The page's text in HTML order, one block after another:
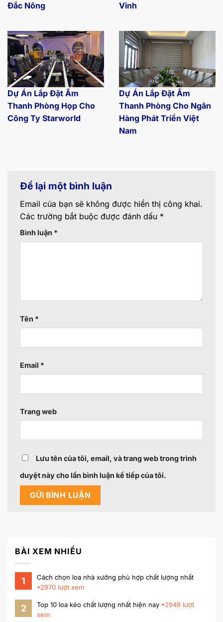
Đắc Nông
Vinh
Dự Án Lắp Đặt Âm
Thanh Phòng Họp Cho
Công Ty Starworld
Dự Án Lắp Đặt Âm
Thanh Phòng Cho Ngân
Hàng Phát Triển Việt
Nam
Để lại một bình luận
Email của bạn sẽ không được hiển thị công khai.
Các trường bắt buộc được đánh dấu *
Bình luận *
Tên *
Email *
Trang web
Lưu tên của tôi, email, và trang web trong trình
duyệt này cho lần bình luận kế tiếp của tôi.
BÀI XEM NHIỀU
1
Cách chọn loa nhà xưởng phù hợp chất lượng nhất
•2970 lượt xem
2 Top 10 loa kéo chất lượng nhất hiện nay •2948 lượt
xem